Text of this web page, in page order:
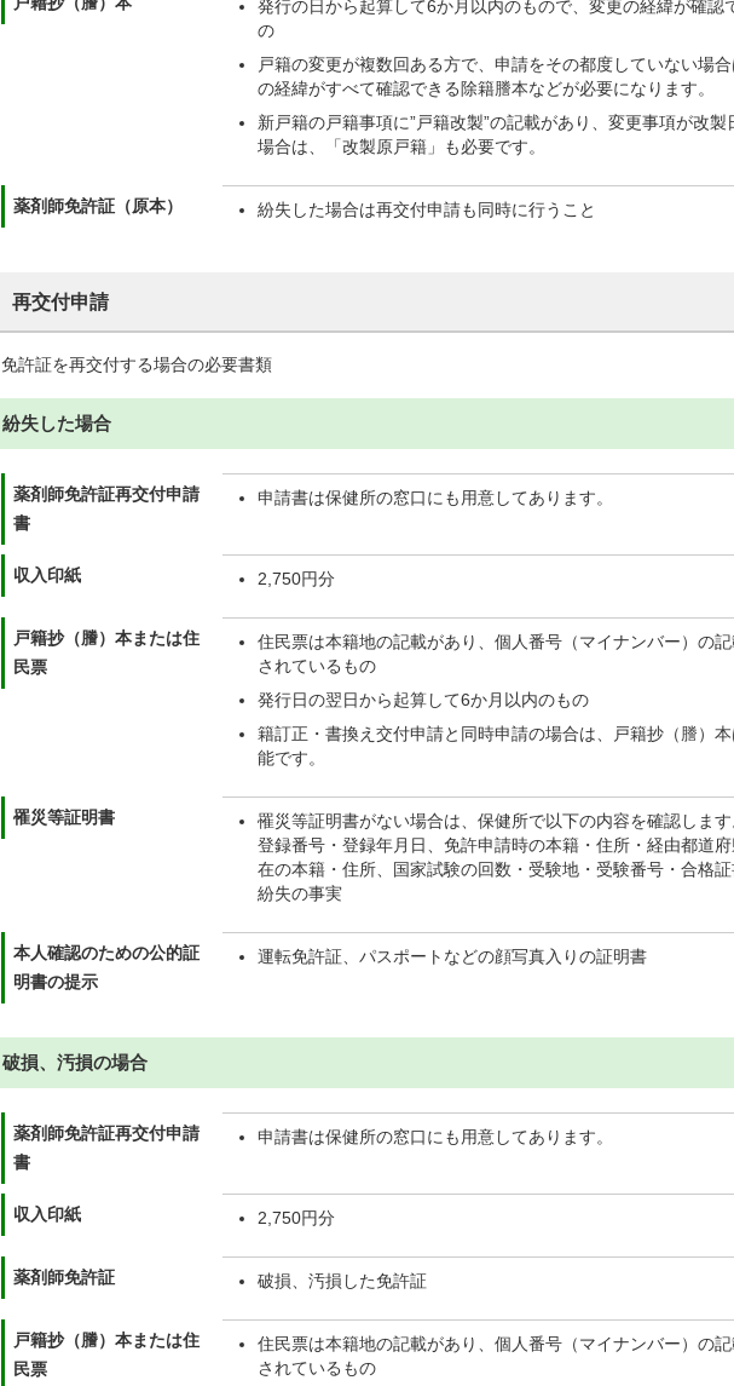
発行の日から起算して6か月以内のもので、変更の経緯が確認
の
戸籍の変更が複数回ある方で、申請をその都度していない場
の経緯がすべて確認できる除籍謄本などが必要になります。
新戸籍の戸籍事項に”戸籍改製”の記載があり、変更事項が改製
場合は、「改製原戸籍」も必要です。
薬剤師免許証（原本） 紛失した場合は再交付申請も同時に行うこと
再交付申請
免許証を再交付する場合の必要書類
紛失した場合
薬剤師免許証再交付申請
書
申請書は保健所の窓口にも用意してあります。
収入印紙 2,750円分
戸籍抄（謄）本または住
民票
住民票は本籍地の記載があり、個人番号（マイナンバー）の
されているもの
発行日の翌日から起算して6か月以内のもの
籍訂正・書換え交付申請と同時申請の場合は、戸籍抄（謄）
能です。
罹災等証明書
罹災等証明書がない場合は、保健所で以下の内容を確認します
登録番号・登録年月日、免許申請時の本籍・住所・経由都道
在の本籍・住所、国家試験の回数・受験地・受験番号・合格証
紛失の事実
本人確認のための公的証
明書の提示
運転免許証、パスポートなどの顔写真入りの証明書
破損、汚損の場合
薬剤師免許証再交付申請
書
申請書は保健所の窓口にも用意してあります。
収入印紙 2,750円分
薬剤師免許証 破損、汚損した免許証
戸籍抄（謄）本または住
民票
住民票は本籍地の記載があり、個人番号（マイナンバー）の
されているもの